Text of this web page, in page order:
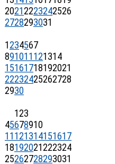
20212223242526
2728293031
1234567
891011 121314
15161718192021
22232425262728
2930
123
45678910
11 121314151617
18192021222324
25262728293031